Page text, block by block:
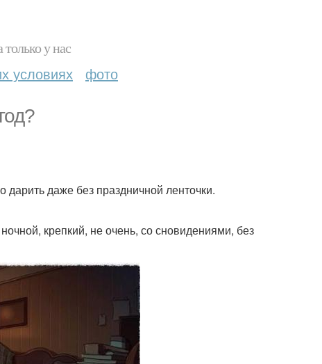
у нас
условиях фото
дарить даже без праздничной ленточки.
крепкий, не очень, со сновидениями, без